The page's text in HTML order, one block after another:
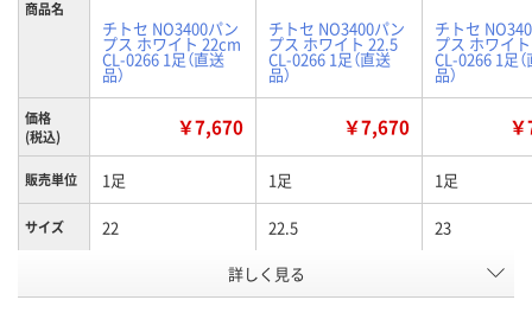
商品名
チトセ NO3400パン
プス ホワイト 22cm
CL-0266 1足（直送
品）
チトセ NO3400パン
プス ホワイト 22.5
CL-0266 1足（直送
品）
チトセ
プス ホワイ
CL-0266 1足
品）
価格
(税込)
￥7,670 ￥7,670
販売単位 1足 1足 1足
サイズ 22 22.5 23
WEE5582 WEE5581
詳しく見る